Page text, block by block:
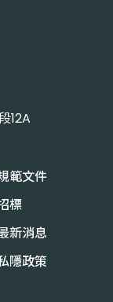
12A
範文件
標
新消息
隱政策